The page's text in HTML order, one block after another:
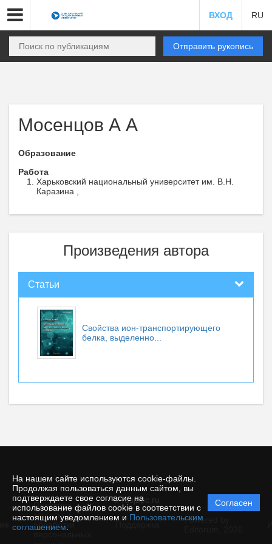
На нашем сайте используются cookie-файлы.
Продолжая пользоваться данным сайтом, вы
подтверждаете свое согласие на
использование файлов cookie в соответствии с
настоящим уведомлением и Пользовательским
соглашением
Согласен
ВХОД RU
Отправить рукопись
Мосенцов А А
Образование
Работа
Харьковский национальный университет им. В.Н.
Каразина ,
Произведения автора
Статьи
Свойства ион-транспортирующего
белка, выделенно...
© rusjbpc.ru
Политика
защиты и
обработки
Powered by